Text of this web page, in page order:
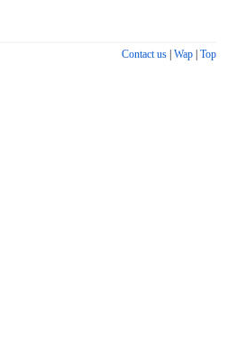
Contact us| Wap| Top